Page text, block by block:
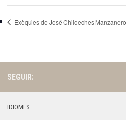
Exèquies de José Chiloeches Manzanero
SEGUIR:
IDIOMES